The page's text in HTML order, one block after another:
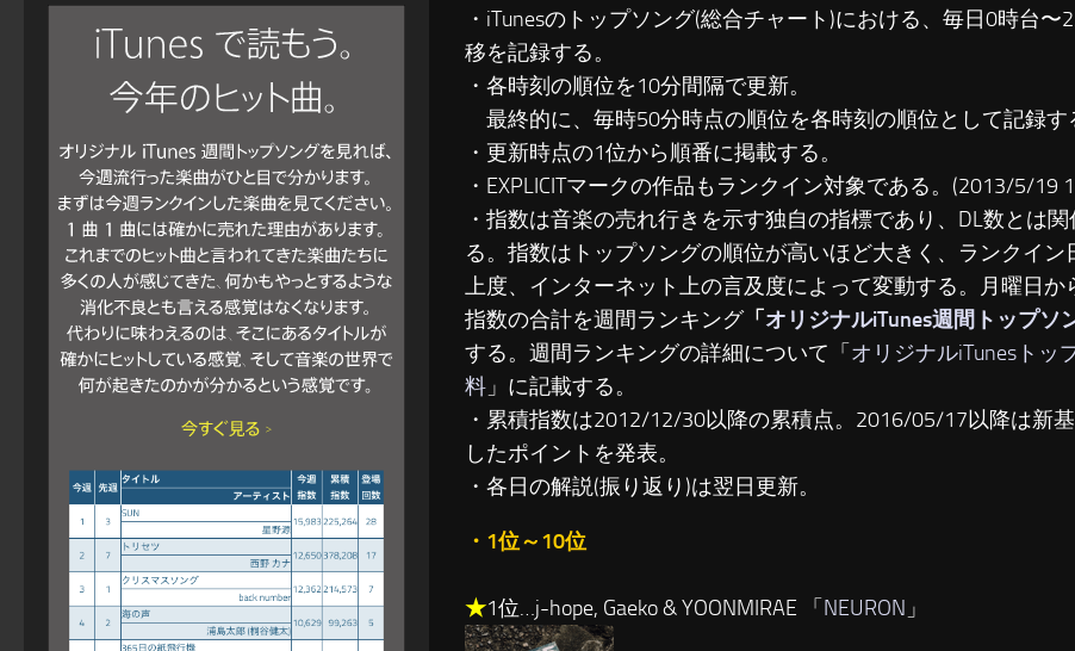
・iTunesのトップソング(総合チャート)における、毎日0時台〜
移を記録する。
・各時刻の順位を10分間隔で更新。
最終的に、毎時50分時点の順位を各時刻の順位として記録す
・更新時点の1位から順番に掲載する。
・EXPLICITマークの作品もランクイン対象である。(2013/5/19
・指数は音楽の売れ行きを示す独自の指標であり、DL数とは
る。指数はトップソングの順位が高いほど大きく、ランクイン
上度、インターネット上の言及度によって変動する。月曜日か
指数の合計を週間ランキング「 オリジナルiTunes週間トップソ
する。週間ランキングの詳細について「 オリジナルiTunesトッ
料 」に記載する。
・累積指数は2012/12/30以降の累積点。2016/05/17以降は新
したポイントを発表。
・各日の解説(振り返り)は翌日更新。
・1位～10位
★1位…j-hope, Gaeko & YOONMIRAE 「 NEURON 」